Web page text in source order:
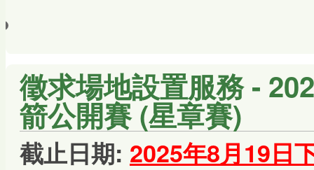
徵求場地設置服務 -
箭公開賽 (星章賽)
截止日期: 2025年8月19日